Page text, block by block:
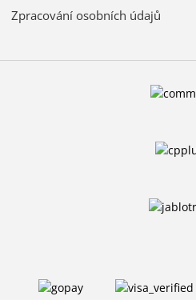
Zpracování osobních údajů